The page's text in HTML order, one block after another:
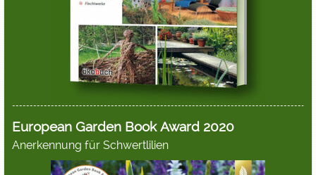
European Garden Book Award 2020
Anerkennung für Schwertlilien